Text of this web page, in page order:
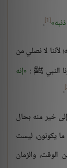
[1]
.
لأننا لا نصلي من
النبي ﷺ : إنه
.
خير منه بحال
يكونون، ليست
الوقت، والزمان